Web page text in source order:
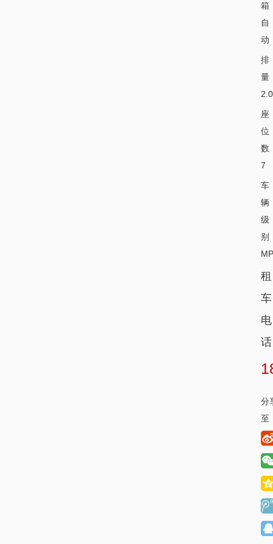
箱
自
动
排
量
座
位
数
7
车
辆
级
别
租
车
电
分
至